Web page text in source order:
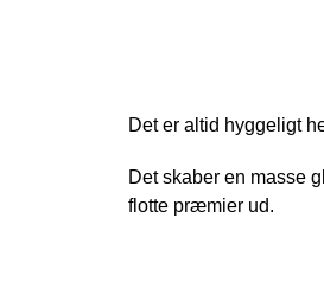
Det er altid hyggeligt
Det skaber en masse
flotte præmier ud.